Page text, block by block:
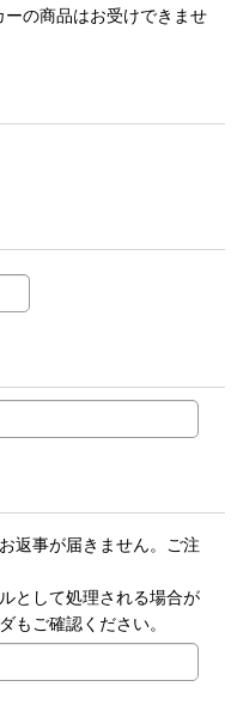
の商品はお受けできませ
返事が届きません。ご注
として処理される場合が
もご確認ください。